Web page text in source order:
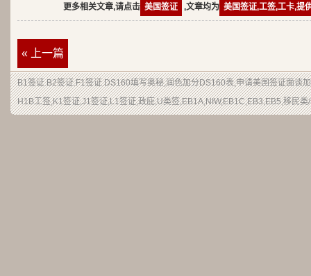
更多相关文章,请点击 美国签证 ,文章均为 美国签证,工签,工卡,提
« 上一篇
B1签证.B2签证.F1签证.DS160填写奥秘,润色加分DS160表,申请美国签证面谈
H1B工签,K1签证,J1签证,L1签证,政庇,U类签,EB1A,NIW,EB1C,EB3,EB5,移民